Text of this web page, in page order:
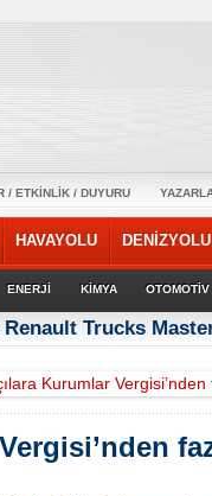
/ ETKİNLİK / DUYURU
HAVAYOLU DENİZYOLU
ENERJİ KİMYA OTOMOTİV
Trucks
Kurumlar Vergisi’nden